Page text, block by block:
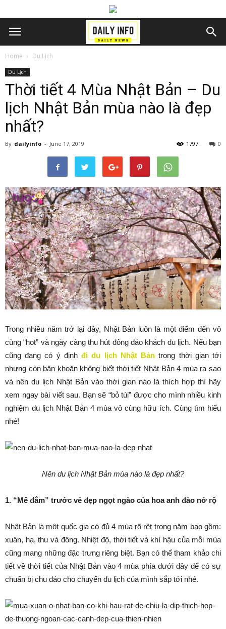
Home Du Lịch
Du Lịch
Thời tiết 4 Mùa Nhật Bản – Du
lịch Nhật Bản mùa nào là đẹp
nhất?
By dailyinfo - June 17, 2019 0
1797
Trong nhiều năm trở lại đây, Nhật Bản luôn là một điểm đến vô
cùng “hot” và ngày càng thu hút đông đảo khách du lịch. Nếu bạn
cũng đang có ý địnhđi du lịch Nhật Bản trong thời gian tới
nhưng còn băn khoăn không biết thời tiết Nhật Bản 4 mùa ra sao
và nên du lịch Nhật Bản vào thời gian nào là thích hợp thì hãy
xem ngay bài viết sau. Bạn sẽ “bỏ túi” được cho mình nhiều kinh
nghiệm du lịch Nhật Bản 4 mùa vô cùng hữu ích. Cùng tìm hiểu
nhé!
Nên du lịch Nhật Bản mùa nào là đẹp nhất?
1. “Mê đắm” trước vẻ đẹp ngọt ngào của hoa anh đào nở rộ
Nhật Bản là một quốc gia có đủ 4 mùa rõ rệt trong năm bao gồm:
xuân, hạ, thu và đông. Nhiệt độ, thời tiết và khí hậu của mỗi mùa
cũng mang những đặc trưng riêng biệt. Bạn có thể tham khảo chi
tiết về thời tiết của Nhật Bản vào 4 mùa phía dưới đây để có sự
chuẩn bị chu đáo cho chuyến du lịch của mình sắp tới nhé.